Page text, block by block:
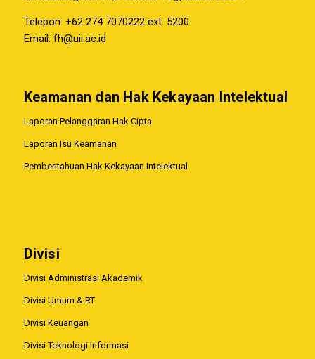
Telepon: +62 274 7070222 ext. 5200
Email: fh@uii.ac.id
Keamanan dan Hak Kekayaan Intelektual
Laporan Pelanggaran Hak Cipta
Laporan Isu Keamanan
Pemberitahuan Hak Kekayaan Intelektual
Divisi
Divisi Administrasi Akademik
Divisi Umum & RT
Divisi Keuangan
Divisi Teknologi Informasi